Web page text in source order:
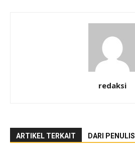
redaksi
ARTIKEL TERKAIT DARI PENULIS